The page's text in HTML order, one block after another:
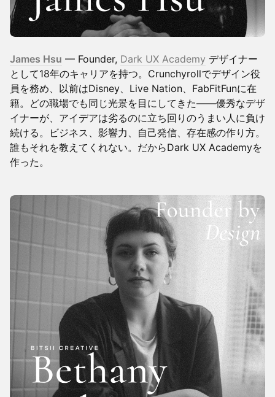
James Hsu — Founder, Dark UX Academy デザイナー
として18年のキャリアを持つ。Crunchyrollでデザイン役
員を務め、以前はDisney、Live Nation、FabFitFunに在
籍。どの職場でも同じ光景を目にしてきた——優秀なデザ
イナーが、アイデアは劣るのに立ち回りのうまい人に負け
続ける。ビジネス、影響力、自己発信、存在感の作り方。
誰もそれを教えてくれない。だからDark UX Academyを
作った。